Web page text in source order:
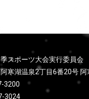
スポーツ大会実行委員会
寒湖温泉2丁目6番20号
3200
3024